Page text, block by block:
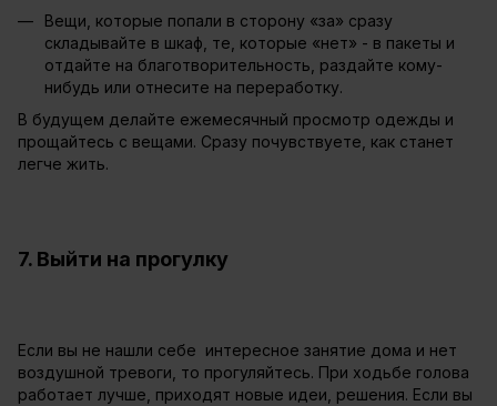
Вещи, которые попали в сторону «за» сразу
складывайте в шкаф, те, которые «нет» - в пакеты и
отдайте на благотворительность, раздайте кому-
нибудь или отнесите на переработку.
В будущем делайте ежемесячный просмотр одежды и
прощайтесь с вещами. Сразу почувствуете, как станет
легче жить.
7. Выйти на прогулку
Если вы не нашли себе интересное занятие дома и нет
воздушной тревоги, то прогуляйтесь. При ходьбе голова
работает лучше, приходят новые идеи, решения. Если вы